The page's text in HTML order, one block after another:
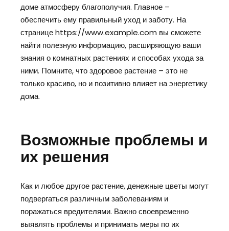
доме атмосферу благополучия. Главное –
обеспечить ему правильный уход и заботу. На
странице https://www.example.com вы сможете
найти полезную информацию, расширяющую ваши
знания о комнатных растениях и способах ухода за
ними. Помните, что здоровое растение – это не
только красиво, но и позитивно влияет на энергетику
дома.
Возможные проблемы и
их решения
Как и любое другое растение, денежные цветы могут
подвергаться различным заболеваниям и
поражаться вредителями. Важно своевременно
выявлять проблемы и принимать меры по их